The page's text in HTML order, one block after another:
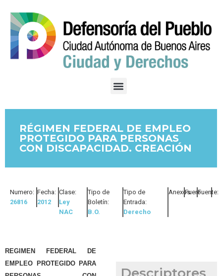
RÉGIMEN FEDERAL DE EMPLEO
PROTEGIDO PARA PERSONAS
CON DISCAPACIDAD. CREACIÓN
Numero:
26816
Fecha:
2012
Clase:
Ley
NAC
Tipo de
Boletín:
B.O.
Tipo de
Entrada:
Derecho
Anexos:Fuero:Fuente:
REGIMEN FEDERAL DE
EMPLEO PROTEGIDO PARA